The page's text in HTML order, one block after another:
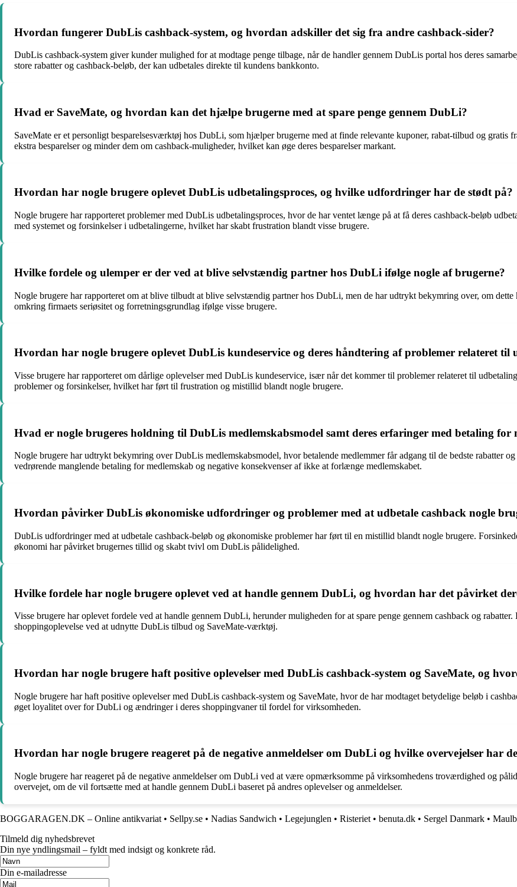
Hvordan fungerer DubLis cashback-system, og hvordan adskiller det sig fra andre cashback-sider?
DubLis cashback-system giver kunder mulighed for at modtage penge tilbage, når de handler gennem DubLis portal hos deres
store rabatter og cashback-beløb, der kan udbetales direkte til kundens bankkonto.
Hvad er SaveMate, og hvordan kan det hjælpe brugerne med at spare penge gennem DubLi?
SaveMate er et personligt besparelsesværktøj hos DubLi, som hjælper brugerne med at finde relevante kuponer, rabat-tilbud og gratis
ekstra besparelser og minder dem om cashback-muligheder, hvilket kan øge deres besparelser markant.
Hvordan har nogle brugere oplevet DubLis udbetalingsproces, og hvilke udfordringer har de stødt på?
Nogle brugere har rapporteret problemer med DubLis udbetalingsproces, hvor de har ventet længe på at få deres cashback-beløb
med systemet og forsinkelser i udbetalingerne, hvilket har skabt frustration blandt visse brugere.
Hvilke fordele og ulemper er der ved at blive selvstændig partner hos DubLi ifølge nogle af brugerne?
Nogle brugere har rapporteret om at blive tilbudt at blive selvstændig partner hos DubLi, men de har udtrykt bekymring over, om
omkring firmaets seriøsitet og forretningsgrundlag ifølge visse brugere.
Hvordan har nogle brugere oplevet DubLis kundeservice og deres håndtering af problemer relateret til
Visse brugere har rapporteret om dårlige oplevelser med DubLis kundeservice, især når det kommer til problemer relateret til
problemer og forsinkelser, hvilket har ført til frustration og mistillid blandt nogle brugere.
Hvad er nogle brugeres holdning til DubLis medlemskabsmodel samt deres erfaringer med betaling for
Nogle brugere har udtrykt bekymring over DubLis medlemskabsmodel, hvor betalende medlemmer får adgang til de bedste rabatter
vedrørende manglende betaling for medlemskab og negative konsekvenser af ikke at forlænge medlemskabet.
Hvordan påvirker DubLis økonomiske udfordringer og problemer med at udbetale cashback nogle
DubLis udfordringer med at udbetale cashback-beløb og økonomiske problemer har ført til en mistillid blandt nogle brugere.
økonomi har påvirket brugernes tillid og skabt tvivl om DubLis pålidelighed.
Hvilke fordele har nogle brugere oplevet ved at handle gennem DubLi, og hvordan har det påvirket
Visse brugere har oplevet fordele ved at handle gennem DubLi, herunder muligheden for at spare penge gennem cashback og
shoppingoplevelse ved at udnytte DubLis tilbud og SaveMate-værktøj.
Hvordan har nogle brugere haft positive oplevelser med DubLis cashback-system og SaveMate, og
Nogle brugere har haft positive oplevelser med DubLis cashback-system og SaveMate, hvor de har modtaget betydelige beløb i
øget loyalitet over for DubLi og ændringer i deres shoppingvaner til fordel for virksomheden.
Hvordan har nogle brugere reageret på de negative anmeldelser om DubLi og hvilke overvejelser har
Nogle brugere har reageret på de negative anmeldelser om DubLi ved at være opmærksomme på virksomhedens troværdighed og
overvejet, om de vil fortsætte med at handle gennem DubLi baseret på andres oplevelser og anmeldelser.
BOGGARAGEN.DK – Online antikvariat • Sellpy.se • Nadias Sandwich • Legejunglen • Risteriet • benuta.dk • Sergel Danmark •
Tilmeld dig nyhedsbrevet
Din nye yndlingsmail – fyldt med indsigt og konkrete råd.
Din e-mailadresse